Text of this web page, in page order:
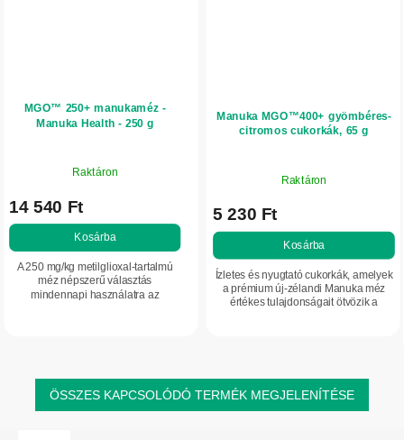
MGO™ 250+ manukaméz -
Manuka Health - 250 g
Raktáron
14 540 Ft
Kosárba
A 250 mg/kg metilglioxal-tartalmú
méz népszerű választás
mindennapi használatra az
Manuka MGO™400+ gyömbéres-
citromos cukorkák, 65 g
Raktáron
5 230 Ft
Kosárba
Ízletes és nyugtató cukorkák, amelyek
a prémium új-zélandi Manuka méz
értékes tulajdonságait ötvözik a
ÖSSZES KAPCSOLÓDÓ TERMÉK MEGJELENÍTÉSE